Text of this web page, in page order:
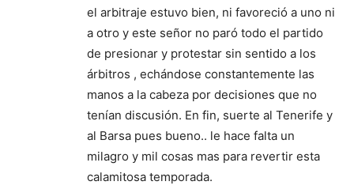
el arbitraje estuvo bien, ni favoreció a uno ni
a otro y este señor no paró todo el partido
de presionar y protestar sin sentido a los
árbitros , echándose constantemente las
manos a la cabeza por decisiones que no
tenían discusión. En fin, suerte al Tenerife y
al Barsa pues bueno.. le hace falta un
milagro y mil cosas mas para revertir esta
calamitosa temporada.